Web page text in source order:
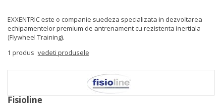
EXXENTRIC este o companie suedeza specializata in dezvoltarea
echipamentelor premium de antrenament cu rezistenta inertiala
(Flywheel Training).
1 produs vedeti produsele
Fisioline